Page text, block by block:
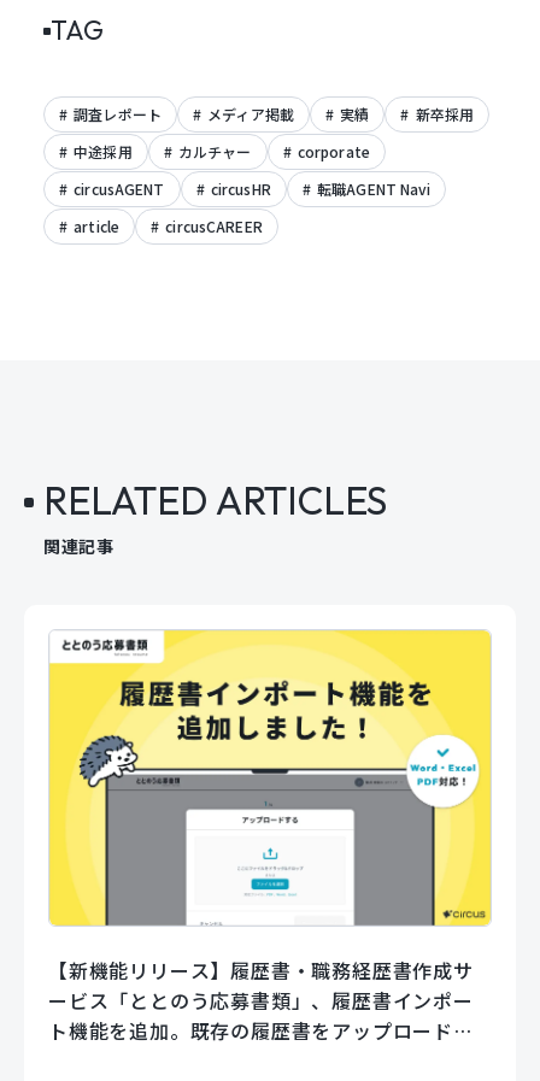
TAG
調査レポート メディア掲載 実績
新卒採用
中途採用
カルチャー
corporate
circusAGENT
circusHR
転職AGENT Navi
article
circusCAREER
RELATED ARTICLES
関連記事
【新機能リリース】履歴書・職務経歴書作成サ
ービス「ととのう応募書類」、履歴書インポー
ト機能を追加。既存の履歴書をアップロードす